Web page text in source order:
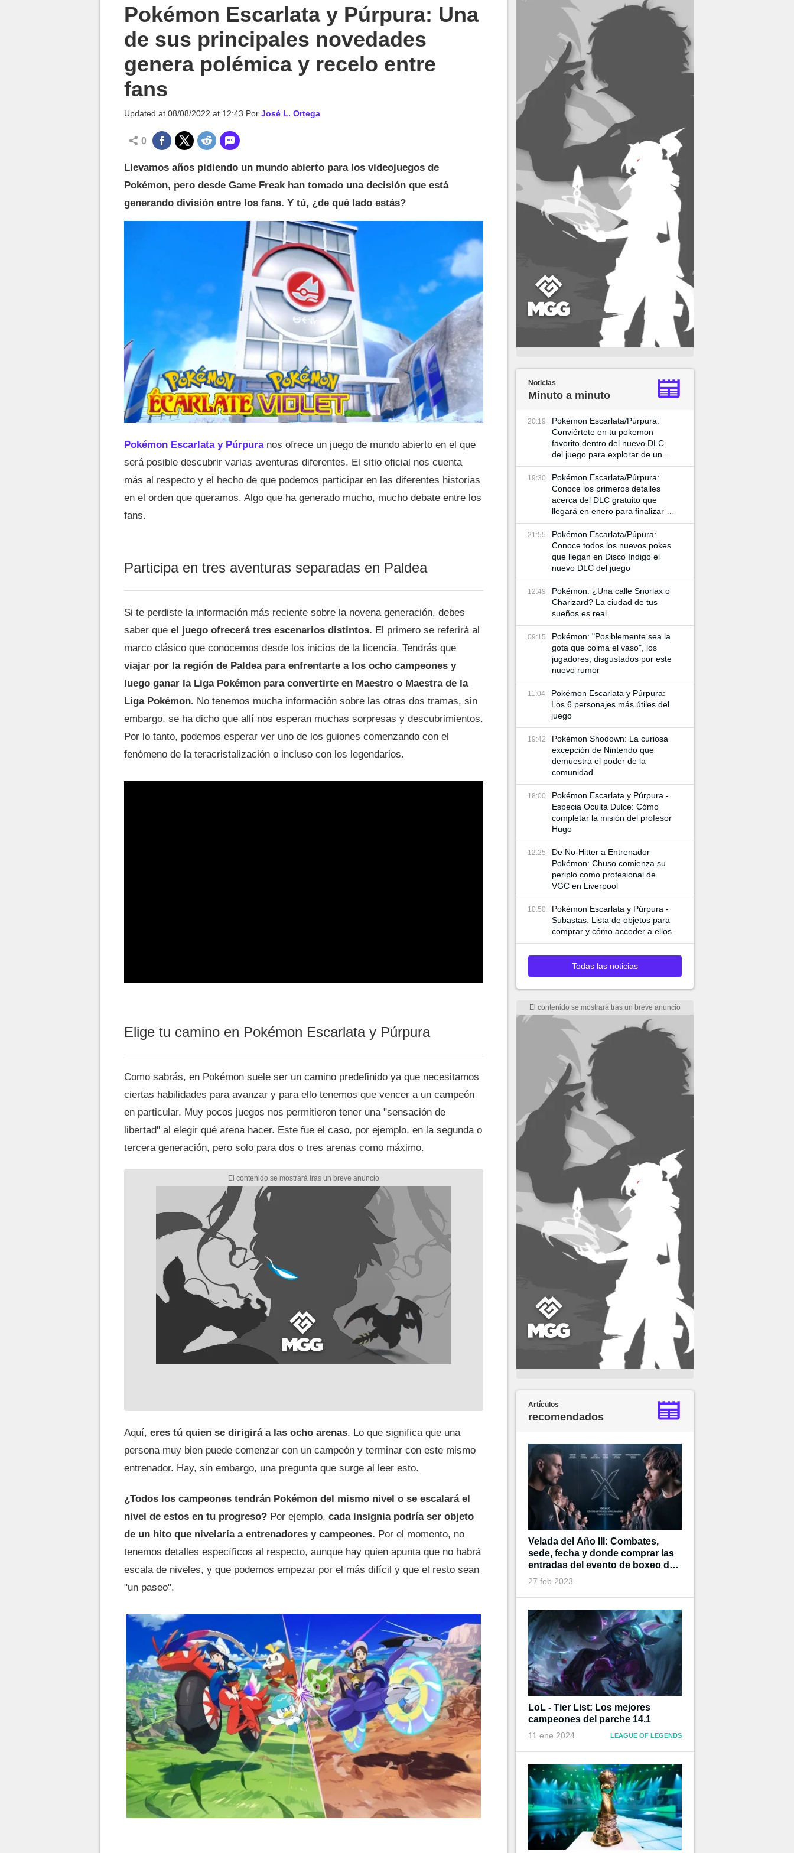
Pokémon Escarlata y Púrpura: Una
de sus principales novedades
genera polémica y recelo entre
fans
Updated at 08/08/2022 at 12:43 Por José L. Ortega
0
Llevamos años pidiendo un mundo abierto para los videojuegos de
Pokémon, pero desde Game Freak han tomado una decisión que está
generando división entre los fans. Y tú, ¿de qué lado estás?
Pokémon Escarlata y Púrpuranos ofrece un juego de mundo abierto en el que
será posible descubrir varias aventuras diferentes. El sitio oficial nos cuenta
más al respecto y el hecho de que podemos participar en las diferentes historias
en el orden que queramos. Algo que ha generado mucho, mucho debate entre los
fans.
Participa en tres aventuras separadas en Paldea
Si te perdiste la información más reciente sobre la novena generación, debes
saber que el juego ofrecerá tres escenarios distintos. El primero se referirá al
marco clásico que conocemos desde los inicios de la licencia. Tendrás que
viajar por la región de Paldea para enfrentarte a los ocho campeones y
luego ganar la Liga Pokémon para convertirte en Maestro o Maestra de la
Liga Pokémon. No tenemos mucha información sobre las otras dos tramas, sin
embargo, se ha dicho que allí nos esperan muchas sorpresas y descubrimientos.
Por lo tanto, podemos esperar ver uno de los guiones comenzando con el
fenómeno de la teracristalización o incluso con los legendarios.
Elige tu camino en Pokémon Escarlata y Púrpura
Como sabrás, en Pokémon suele ser un camino predefinido ya que necesitamos
ciertas habilidades para avanzar y para ello tenemos que vencer a un campeón
en particular. Muy pocos juegos nos permitieron tener una "sensación de
libertad" al elegir qué arena hacer. Este fue el caso, por ejemplo, en la segunda o
tercera generación, pero solo para dos o tres arenas como máximo.
Aquí, eres tú quien se dirigirá a las ocho arenas. Lo que significa que una
persona muy bien puede comenzar con un campeón y terminar con este mismo
entrenador. Hay, sin embargo, una pregunta que surge al leer esto.
¿Todos los campeones tendrán Pokémon del mismo nivel o se escalará el
nivel de estos en tu progreso? Por ejemplo, cada insignia podría ser objeto
de un hito que nivelaría a entrenadores y campeones. Por el momento, no
tenemos detalles específicos al respecto, aunque hay quien apunta que no habrá
escala de niveles, y que podemos empezar por el más difícil y que el resto sean
"un paseo".
Noticias
Minuto a minuto
20:19
Pokémon Escarlata/Púrpura:
Conviértete en tu pokemon
favorito dentro del nuevo DLC
del juego para explorar de una
manera distinta el mapa
19:30
Pokémon Escarlata/Púrpura:
Conoce los primeros detalles
acerca del DLC gratuito que
llegará en enero para finalizar la
aventura en el Área Cero
21:55
Pokémon Escarlata/Púpura:
Conoce todos los nuevos pokes
que llegan en Disco Indigo el
nuevo DLC del juego
12:49
Pokémon: ¿Una calle Snorlax o
Charizard? La ciudad de tus
sueños es real
09:15
Pokémon: "Posiblemente sea la
gota que colma el vaso", los
jugadores, disgustados por este
nuevo rumor
11:04
Pokémon Escarlata y Púrpura:
Los 6 personajes más útiles del
juego
19:42
Pokémon Shodown: La curiosa
excepción de Nintendo que
demuestra el poder de la
comunidad
18:00
Pokémon Escarlata y Púrpura -
Especia Oculta Dulce: Cómo
completar la misión del profesor
Hugo
12:25
De No-Hitter a Entrenador
Pokémon: Chuso comienza su
periplo como profesional de
VGC en Liverpool
10:50
Pokémon Escarlata y Púrpura -
Subastas: Lista de objetos para
comprar y cómo acceder a ellos
Todas las noticias
Artículos
recomendados
Velada del Año III: Combates,
sede, fecha y donde comprar las
entradas del evento de boxeo de
Ibai
27 feb 2023
LoL - Tier List: Los mejores
campeones del parche 14.1
11 ene 2024 LEAGUE OF LEGENDS